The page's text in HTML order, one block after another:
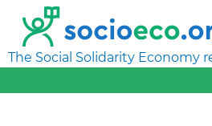
The Social Solidarity Economy